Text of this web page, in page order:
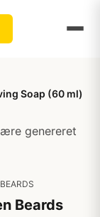
Soap (60 ml)
genereret
Beards